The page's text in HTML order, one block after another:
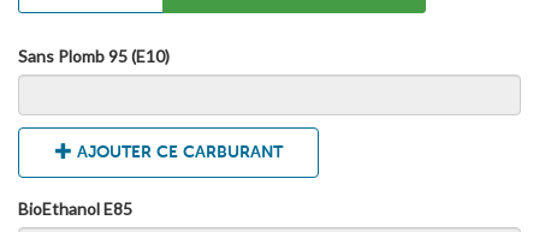
Sans Plomb 95 (E10)
AJOUTER CE CARBURANT
BioEthanol E85